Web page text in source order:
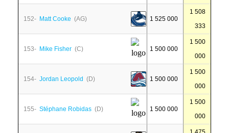
152- Matt Cooke (AG) 1 525 000
1 508
333
153- Mike Fisher (C) 1 500 000
1 500
000
154- Jordan Leopold (D) 1 500 000
1 500
000
155- Stéphane Robidas (D) 1 500 000
1 500
000